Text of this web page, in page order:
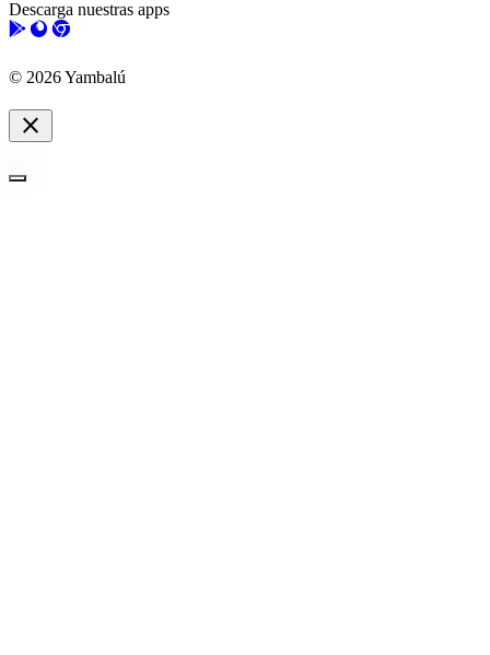
Descarga nuestras apps
© 2026 Yambalú
close